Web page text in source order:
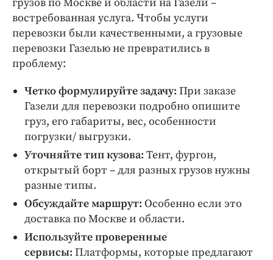
востребованная услуга. Чтобы услуги
перевозки были качественными, а грузовые
перевозки Газелью не превратились в
проблему:
Четко формулируйте задачу: При заказе
Газели для перевозки подробно опишите
груз, его габариты, вес, особенности
погрузки/ выгрузки.
Уточняйте тип кузова: Тент, фургон,
открытый борт – для разных грузов нужны
разные типы.
Обсуждайте маршрут: Особенно если это
доставка по Москве и области.
Используйте проверенные
сервисы: Платформы, которые предлагают